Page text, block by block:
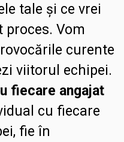
tale și ce vrei
proces. Vom
curente
viitorul echipei.
fiecare angajat
cu fiecare
fie în